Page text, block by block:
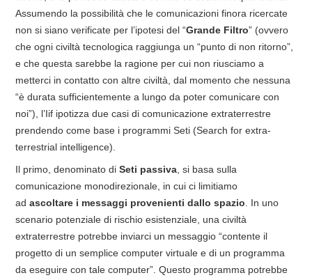
Assumendo la possibilità che le comunicazioni finora ricercate
non si siano verificate per l’ipotesi del “Grande Filtro” (ovvero
che ogni civiltà tecnologica raggiunga un “punto di non ritorno”,
e che questa sarebbe la ragione per cui non riusciamo a
metterci in contatto con altre civiltà, dal momento che nessuna
“è durata sufficientemente a lungo da poter comunicare con
noi”), l’Iif ipotizza due casi di comunicazione extraterrestre
prendendo come base i programmi Seti (Search for extra-
terrestrial intelligence).
Il primo, denominato di Seti passiva, si basa sulla
comunicazione monodirezionale, in cui ci limitiamo
ad ascoltare i messaggi provenienti dallo spazio. In uno
scenario potenziale di rischio esistenziale, una civiltà
extraterrestre potrebbe inviarci un messaggio “contente il
progetto di un semplice computer virtuale e di un programma
da eseguire con tale computer”. Questo programma potrebbe